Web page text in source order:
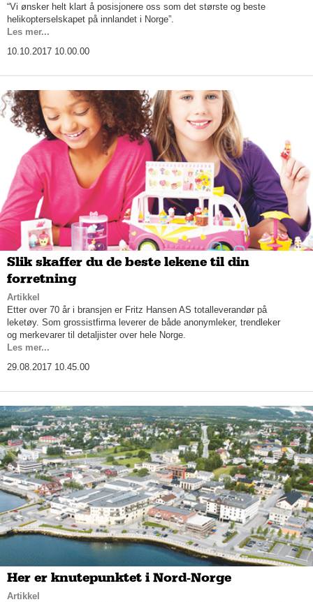
“Vi ønsker helt klart å posisjonere oss som det største og beste
helikopterselskapet på innlandet i Norge”.
Les mer...
10.10.2017 10.00.00
Slik skaffer du de beste lekene til din
forretning
Artikkel
Etter over 70 år i bransjen er Fritz Hansen AS totalleverandør på
leketøy. Som grossistfirma leverer de både anonymleker, trendleker
og merkevarer til detaljister over hele Norge.
Les mer...
29.08.2017 10.45.00
Her er knutepunktet i Nord-Norge
Artikkel